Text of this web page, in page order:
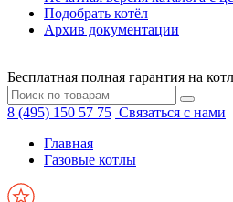
Подобрать котёл
Архив документации
Бесплатная полная гарантия на
8 (495) 150 57 75 Связаться с нами
Главная
Газовые котлы